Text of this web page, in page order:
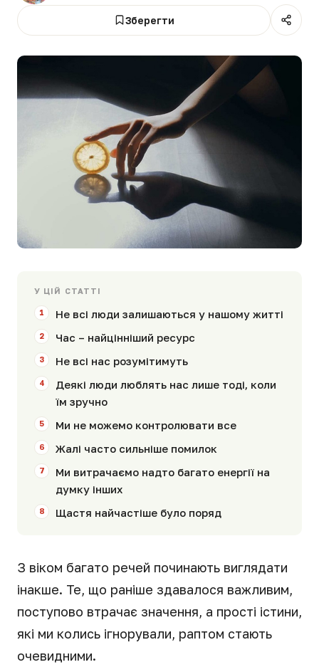
Зберегти
У ЦІЙ СТАТТІ
Не всі люди залишаються у нашому житті
Час – найцінніший ресурс
Не всі нас розумітимуть
Деякі люди люблять нас лише тоді, коли
їм зручно
Ми не можемо контролювати все
Жалі часто сильніше помилок
Ми витрачаємо надто багато енергії на
думку інших
Щастя найчастіше було поряд
З віком багато речей починають виглядати
інакше. Те, що раніше здавалося важливим,
поступово втрачає значення, а прості істини,
які ми колись ігнорували, раптом стають
очевидними.